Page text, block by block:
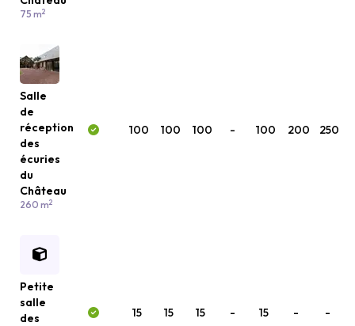
75 m2
Salle
de
réception
des
écuries
du
Château
260 m2
100 100 100 - 100 200 250
Petite
salle
des
15 15 15 - 15 - -